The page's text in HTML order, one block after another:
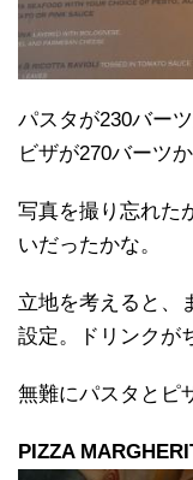
パスタが230バー
ビザが270バーツ
写真を撮り忘れた
いだったかな。
立地を考えると、
設定。ドリンクが
無難にパスタとピ
PIZZA